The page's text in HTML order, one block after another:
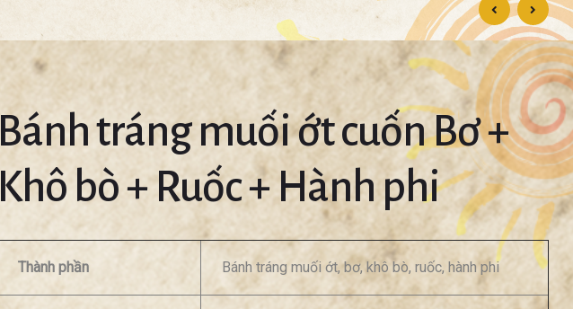
Bánh tráng muối ớt cuốn Bơ +
Khô bò + Ruốc + Hành phi
Thành phần Bánh tráng muối ớt, bơ, khô bò, ruốc, hành phi